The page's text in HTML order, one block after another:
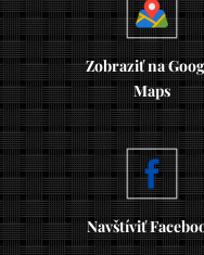
Zobraziť na
Maps
Navštíviť